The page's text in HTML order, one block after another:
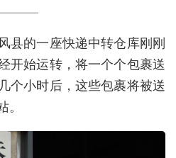
县的一座快递中转仓库刚刚
开始运转，将一个个包裹送
个小时后，这些包裹将被送